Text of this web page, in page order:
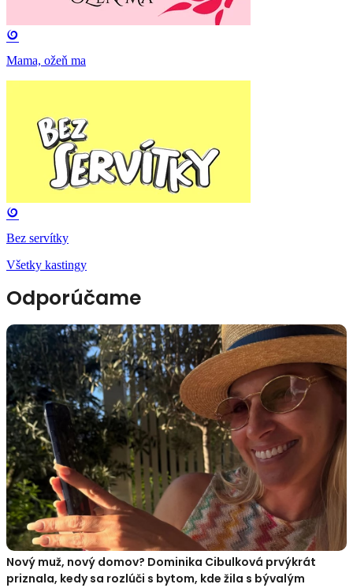
Mama, ožeň ma
Bez servítky
Všetky kastingy
Odporúčame
Nový muž, nový domov? Dominika Cibulková prvýkrát
priznala, kedy sa rozlúči s bytom, kde žila s bývalým